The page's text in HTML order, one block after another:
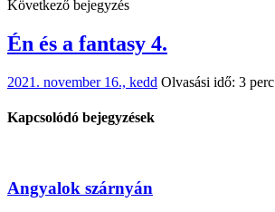
Következő bejegyzés
Én és a fantasy 4.
2021. november 16., kedd Olvasási idő: 3 perc
Kapcsolódó bejegyzések
Angyalok szárnyán